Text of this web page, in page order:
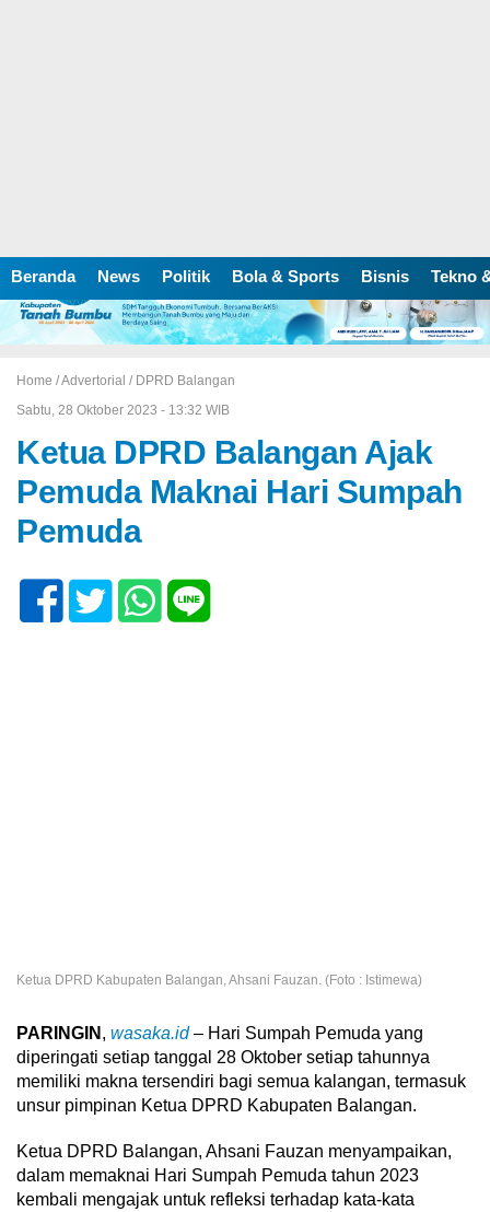
Beranda News Politik Bola & Sports Bisnis Tekno
Home /Advertorial / DPRD Balangan
Sabtu, 28 Oktober 2023 - 13:32 WIB
Ketua DPRD Balangan Ajak
Pemuda Maknai Hari Sumpah
Pemuda
Ketua DPRD Kabupaten Balangan, Ahsani Fauzan. (Foto : Istimewa)
PARINGIN , wasaka.id– Hari Sumpah Pemuda yang
diperingati setiap tanggal 28 Oktober setiap tahunnya
memiliki makna tersendiri bagi semua kalangan, termasuk
unsur pimpinan Ketua DPRD Kabupaten Balangan.
Ketua DPRD Balangan, Ahsani Fauzan menyampaikan,
dalam memaknai Hari Sumpah Pemuda tahun 2023
kembali mengajak untuk refleksi terhadap kata-kata